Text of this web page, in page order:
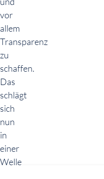
vor
allem
Transparenz
zu
schaffen.
Das
schlägt
sich
nun
in
einer
Welle